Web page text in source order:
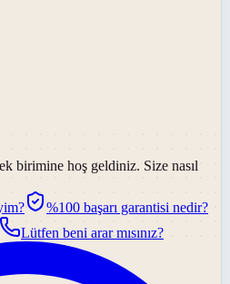
birimine hoş geldiniz. Size nasıl
%100 başarı garantisi nedir?
Lütfen beni arar mısınız?